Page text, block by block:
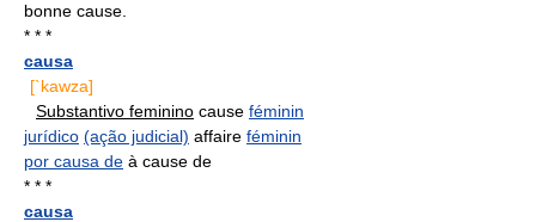
bonne cause.
* * *
causa
[`kawza]
Substantivo feminino cause féminin
jurídico (ação judicial) affaire féminin
por causa de à cause de
* * *
causa